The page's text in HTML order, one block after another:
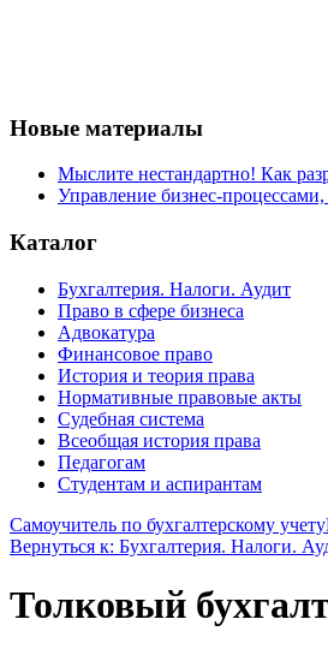
Новые материалы
Мыслите нестандартно! Как
Управление бизнес-
Каталог
Бухгалтерия. Налоги. Аудит
Право в сфере бизнеса
Адвокатура
Финансовое право
История и теория права
Нормативные правовые акты
Судебная система
Всеобщая история права
Педагогам
Студентам и аспирантам
Самоучитель по бухгалтерскому учету
Вернуться к: Бухгалтерия. Налоги.
Толковый